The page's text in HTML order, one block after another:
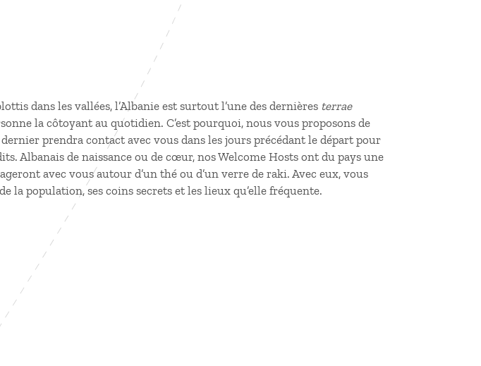
dans les vallées, l’Albanie est surtout l’une des dernières terrae
la côtoyant au quotidien. C’est pourquoi, nous vous proposons de
dernier prendra contact avec vous dans les jours précédant le départ pour
Albanais de naissance ou de cœur, nos Welcome Hosts ont du pays une
avec vous autour d’un thé ou d’un verre de raki. Avec eux, vous
la population, ses coins secrets et les lieux qu’elle fréquente.